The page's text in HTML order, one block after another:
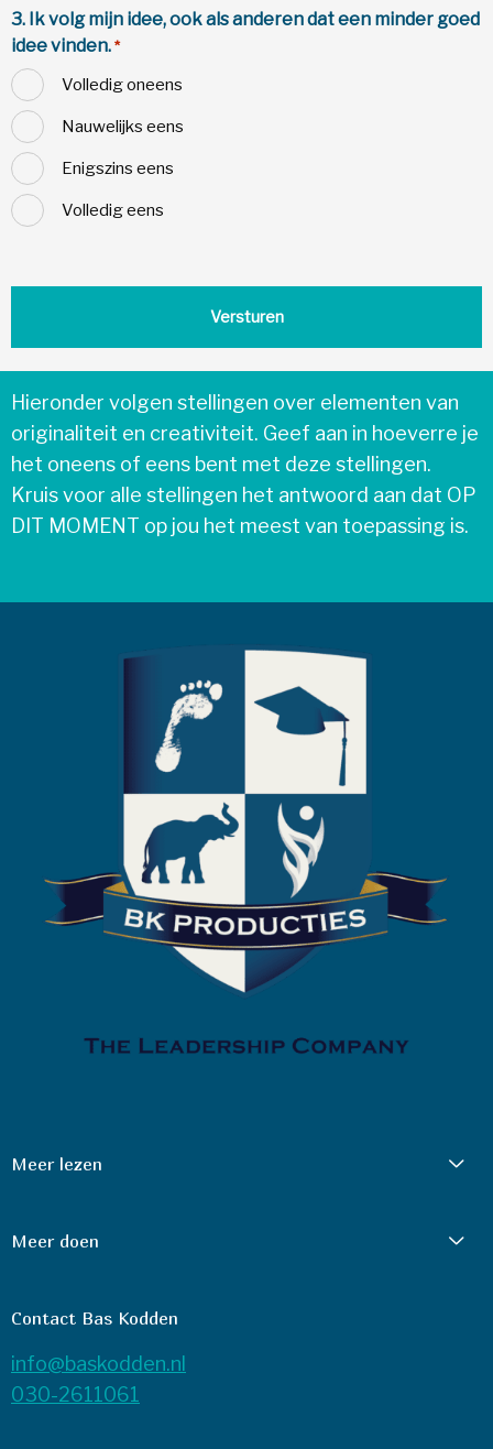
3. Ik volg mijn idee, ook als anderen dat een minder goed
idee vinden. *
Volledig oneens
Nauwelijks eens
Enigszins eens
Volledig eens
Hieronder volgen stellingen over elementen van
originaliteit en creativiteit. Geef aan in hoeverre je
het oneens of eens bent met deze stellingen.
Kruis voor alle stellingen het antwoord aan dat OP
DIT MOMENT op jou het meest van toepassing is.
Meer lezen
Meer doen
Contact Bas Kodden
info@baskodden.nl
030-2611061